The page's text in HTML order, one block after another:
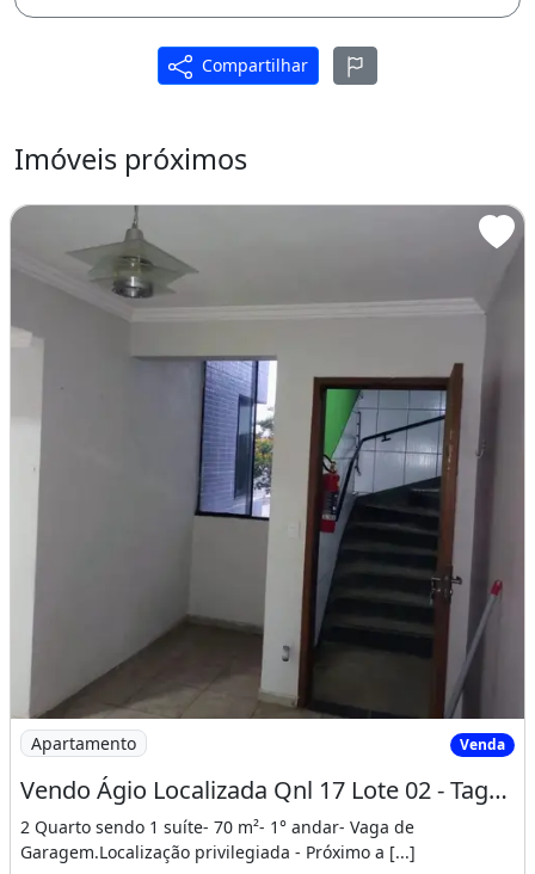
Compartilhar
Imóveis próximos
Imagem: Vendo Ágio Localizada Qnl 17 Lote 02
Apartamento Venda
Vendo Ágio Localizada Qnl 17 Lote 02 - Taguatinga/Df
2 Quarto sendo 1 suíte- 70 m²- 1° andar- Vaga de
Garagem.Localização privilegiada - Próximo a [...]